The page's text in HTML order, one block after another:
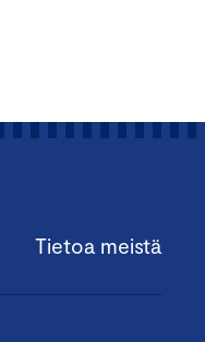
Tietoa meistä